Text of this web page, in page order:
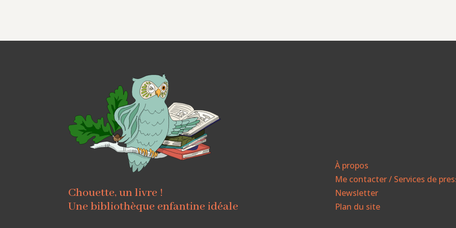
Chouette, un livre !
Une bibliothèque enfantine idéale
À propos
Me contacter / Services de
Newsletter
Plan du site